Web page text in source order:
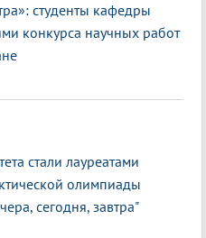
студенты кафедры
конкурса научных работ
стали лауреатами
олимпиады
сегодня, завтра"